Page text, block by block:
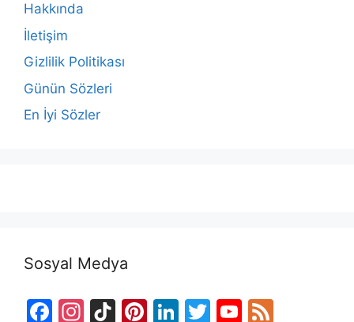
Hakkında
İletişim
Gizlilik Politikası
Günün Sözleri
En İyi Sözler
Sosyal Medya
F
In Ti Pi Li T
Y